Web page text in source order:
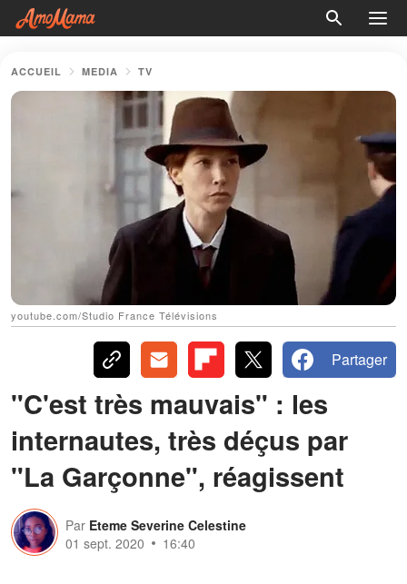
ACCUEIL MEDIA TV
youtube.com/Studio France Télévisions
Partager
"C'est très mauvais" : les
internautes, très déçus par
"La Garçonne", réagissent
Par Eteme Severine Celestine
01 sept. 2020
16:40